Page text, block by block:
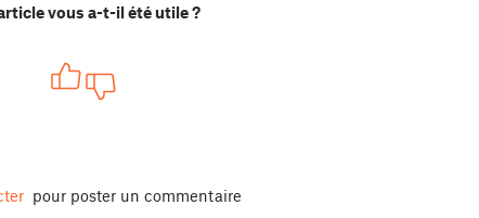
vous a-t-il été utile ?
pour poster un commentaire